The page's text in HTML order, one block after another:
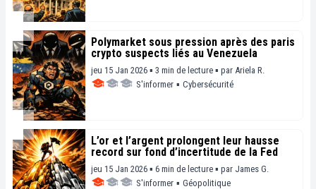
Polymarket sous pression après des paris
crypto suspects liés au Venezuela
jeu 15 Jan 2026 ▪ 3 min de lecture ▪ par Ariela R.
S'informer ▪ Cybersécurité
L’or et l’argent prolongent leur hausse
record sur fond d’incertitude de la Fed
jeu 15 Jan 2026 ▪ 6 min de lecture ▪ par James G.
S'informer ▪ Géopolitique